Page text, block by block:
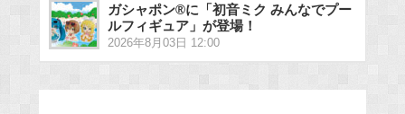
ガシャポン®に「初音ミク みんなでプー
ルフィギュア」が登場！
2026年8月03日 12:00